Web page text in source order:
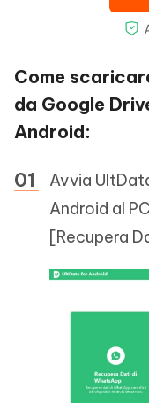
Come
da Google
Android:
Avvia
Android al
[Recupera